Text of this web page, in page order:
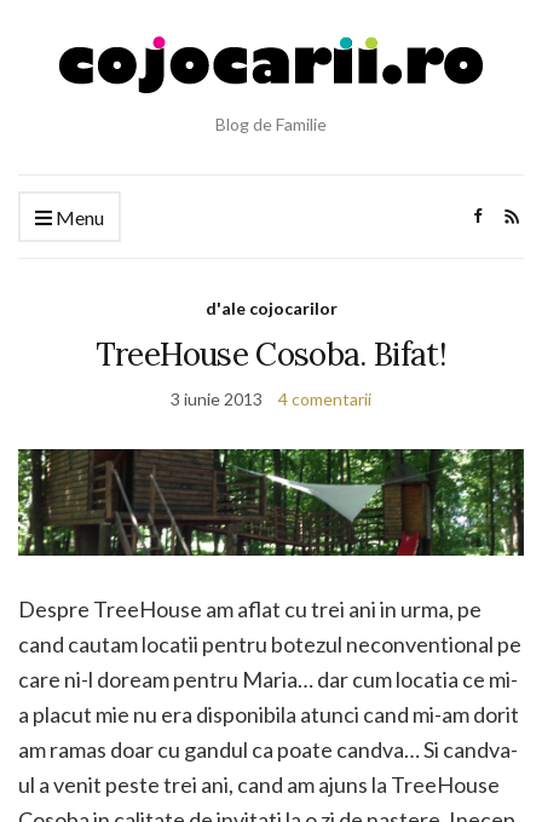
Blog de Familie
Menu
d'ale cojocarilor
TreeHouse Cosoba. Bifat!
3 iunie 2013 4 comentarii
Despre TreeHouse am aflat cu trei ani in urma, pe
cand cautam locatii pentru botezul neconventional pe
care ni-l doream pentru Maria… dar cum locatia ce mi-
a placut mie nu era disponibila atunci cand mi-am dorit
am ramas doar cu gandul ca poate candva… Si candva-
ul a venit peste trei ani, cand am ajuns la TreeHouse